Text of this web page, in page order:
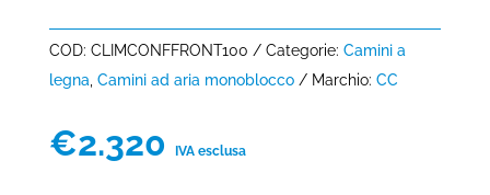
COD: CLIMCONFFRONT100 Categorie: Camini a
legna Camini ad aria monoblocco Marchio: CC
€2.320 IVA esclusa